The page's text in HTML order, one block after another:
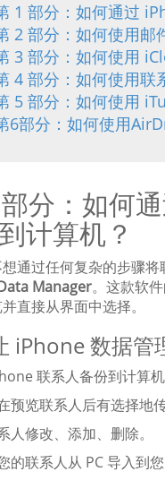
1 部分：如何通过
2 部分：如何使用邮
3 部分：如何使用
4 部分：如何使用联
5 部分：如何使用
6部分：如何使用
分：如何
计算机？
通过任何复杂的步骤
Manager。这款软
直接从界面中选择。
iPhone 数据管
联系人备份到计算机
预览联系人后有选择地
人修改、添加、删除。
的联系人从 PC 导入到您